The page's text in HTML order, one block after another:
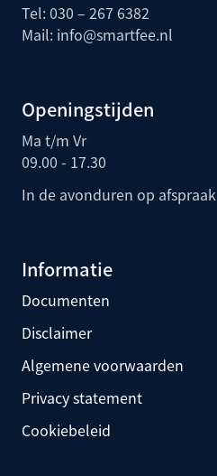
Tel: 030 – 267 6382
Mail: info@smartfee.nl
Openingstijden
Ma t/m Vr
09.00 - 17.30
In de avonduren op afspraak
Informatie
Documenten
Disclaimer
Algemene voorwaarden
Privacy statement
Cookiebeleid